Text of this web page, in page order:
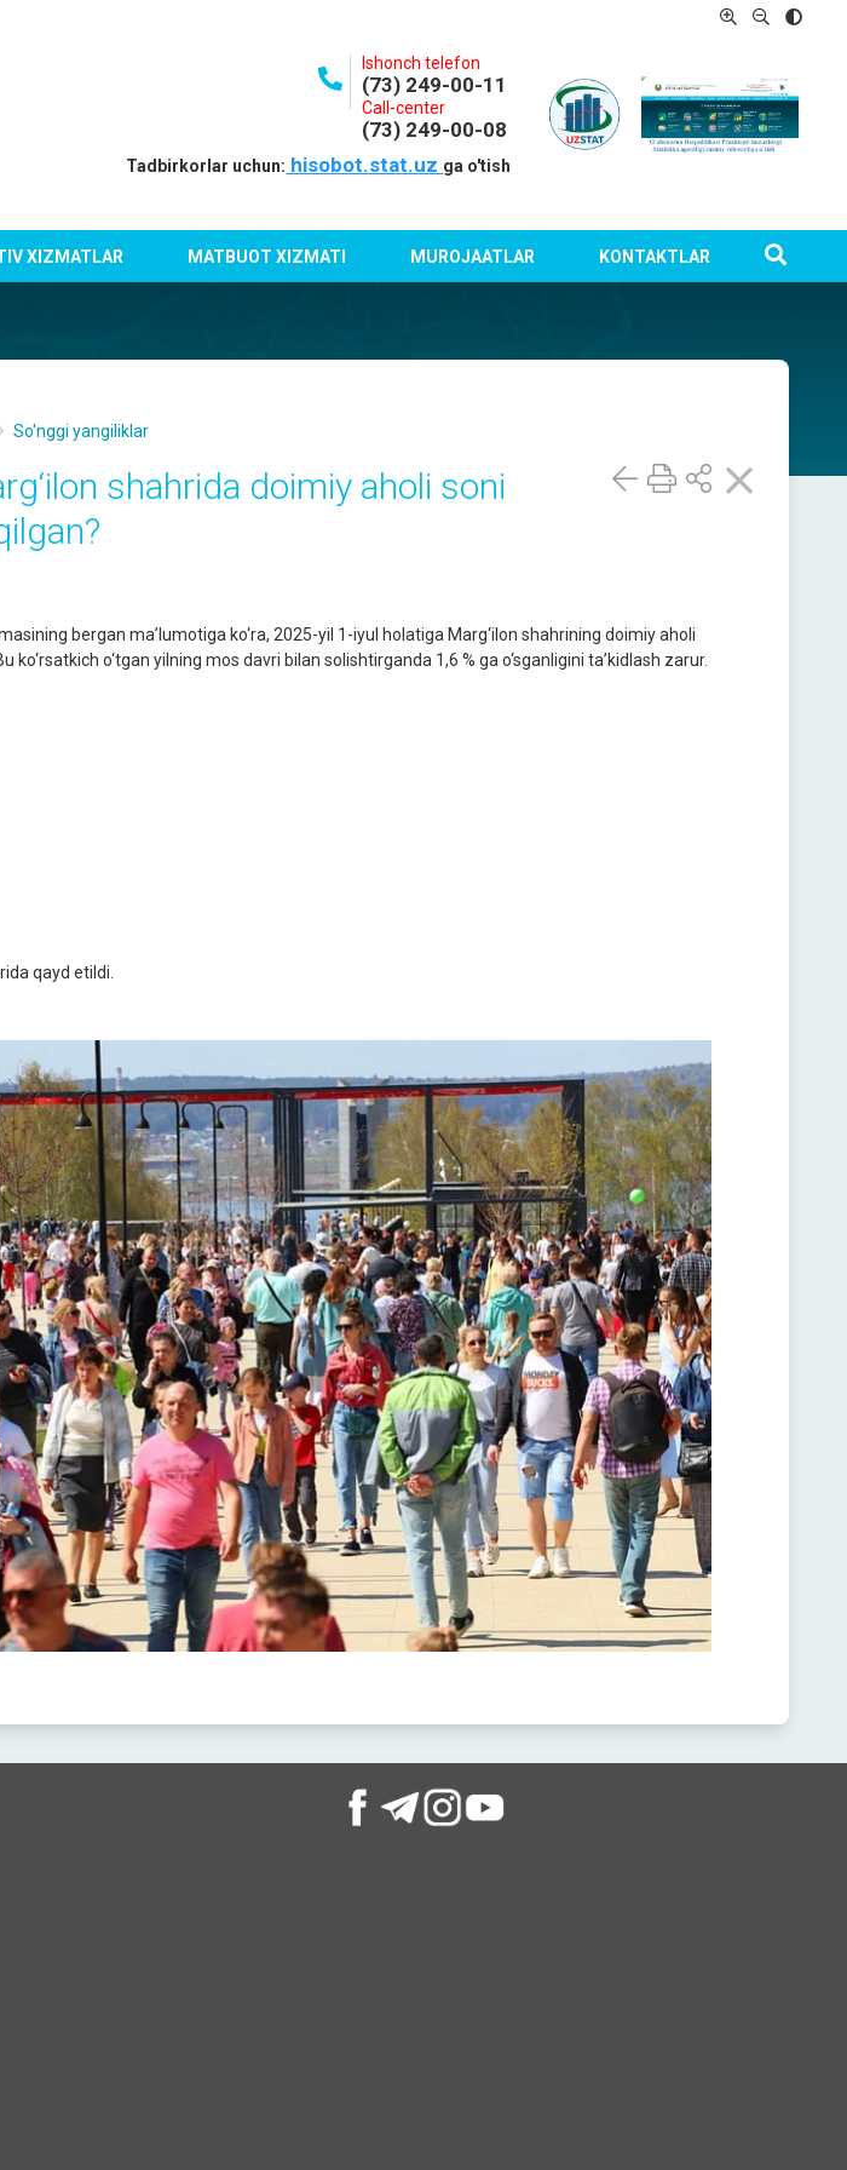
Ishonch telefon
(73) 249-00-11
Call-center
(73) 249-00-08
Tadbirkorlar uchun: hisobot.stat.uz ga o'tish
XIZMATLAR MATBUOT XIZMATI MUROJAATLAR KONTAKTLAR
So'nggi yangiliklar
shahrida doimiy aholi soni
bergan ma’lumotiga ko‘ra, 2025-yil 1-iyul holatiga Marg‘ilon shahrining doimiy aholi
ko‘rsatkich o‘tgan yilning mos davri bilan solishtirganda 1,6 % ga o‘sganligini ta’kidlash zarur.
qayd etildi.